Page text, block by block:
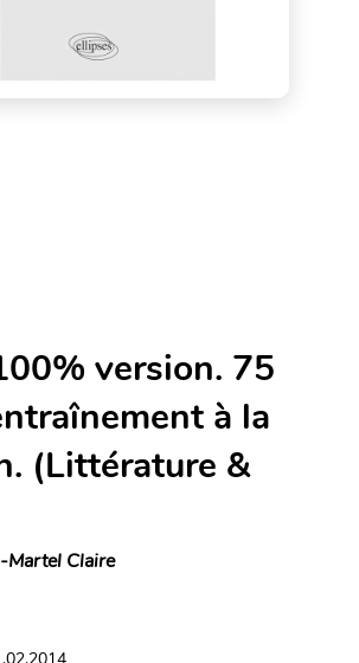
version. 75
à la
(Littérature &
Martel Claire